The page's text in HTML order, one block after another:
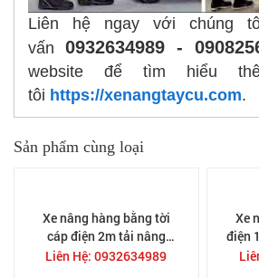
Liên hệ ngay với chúng
vấn 0932634989 -
website để tìm hiểu
tôi https://xenangtaycu.com.
Sản phẩm cùng loại
Xe nâng hàng bằng tời
cáp điện 2m tải nâng
1000kg, sử đụng motor
Liên Hệ: 0932634989
Xe
điện
sử